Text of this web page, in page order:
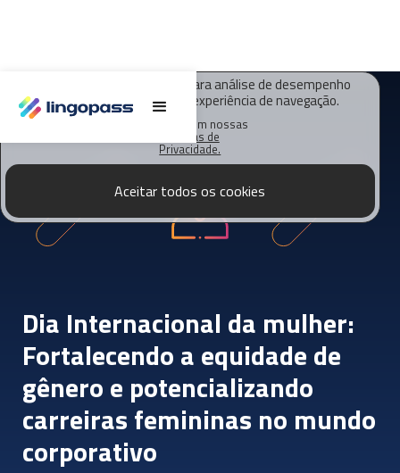
O Lingopass utiliza cookies para análise de desempenho
deste site e melhorar sua experiência de navegação.
Saiba mais em nossas
Políticas de
Privacidade.
Aceitar todos os cookies
Dia Internacional da mulher:
Fortalecendo a equidade de
gênero e potencializando
carreiras femininas no mundo
corporativo